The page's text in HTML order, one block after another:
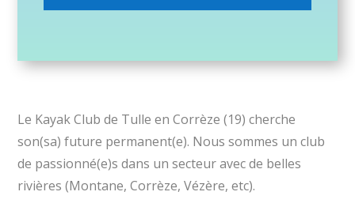
Le Kayak Club de Tulle en Corrèze (19) cherche
son(sa) future permanent(e). Nous sommes un club
de passionné(e)s dans un secteur avec de belles
rivières (Montane, Corrèze, Vézère, etc).